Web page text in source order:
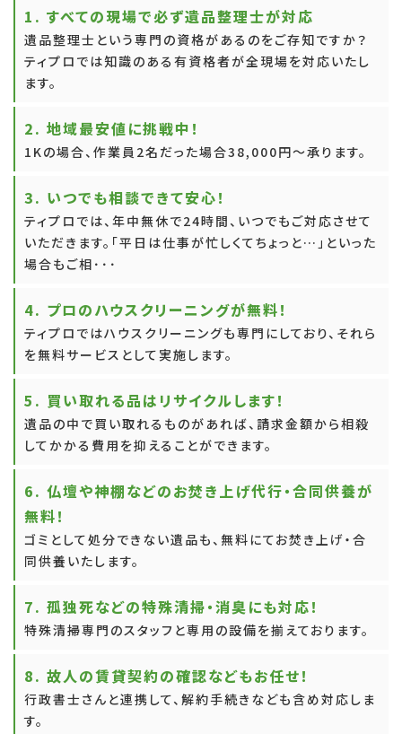
1. すべての現場で必ず遺品整理士が対応
遺品整理士という専門の資格があるのをご存知ですか？
ティプロでは知識のある有資格者が全現場を対応いたし
ます。
2. 地域最安値に挑戦中！
1Kの場合、作業員2名だった場合38,000円～承ります。
3. いつでも相談できて安心！
ティプロでは、年中無休で24時間、いつでもご対応させて
いただきます。「平日は仕事が忙しくてちょっと…」といった
場合もご相･･･
4. プロのハウスクリーニングが無料！
ティプロではハウスクリーニングも専門にしており、それら
を無料サービスとして実施します。
5. 買い取れる品はリサイクルします！
遺品の中で買い取れるものがあれば、請求金額から相殺
してかかる費用を抑えることができます。
6. 仏壇や神棚などのお焚き上げ代行・合同供養が
無料！
ゴミとして処分できない遺品も、無料にてお焚き上げ・合
同供養いたします。
7. 孤独死などの特殊清掃・消臭にも対応！
特殊清掃専門のスタッフと専用の設備を揃えております。
8. 故人の賃貸契約の確認などもお任せ！
行政書士さんと連携して、解約手続きなども含め対応しま
す。